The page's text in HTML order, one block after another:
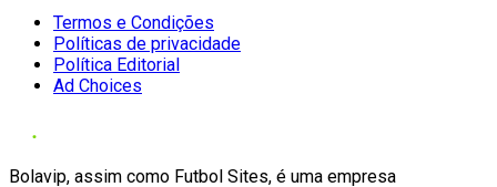
Termos e Condições
Políticas de privacidade
Política Editorial
Ad Choices
Bolavip, assim como Futbol Sites, é uma empresa